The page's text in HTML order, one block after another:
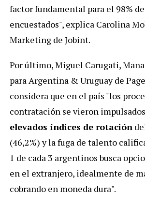
factor fundamental para el 98%
encuestados", explica Carolina
Marketing de Jobint.
Por último, Miguel Carugati,
para Argentina & Uruguay de
considera que en el país "los
contratación se vieron
elevados índices de rotación
(46,2%) y la fuga de talento
1 de cada 3 argentinos busca
en el extranjero, idealmente de
cobrando en moneda dura".